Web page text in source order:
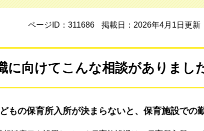
ページID：311686 掲載日：2026年4月1日更新
に向けてこんな相談がありまし
もの保育所入所が決まらないと、保育施設での